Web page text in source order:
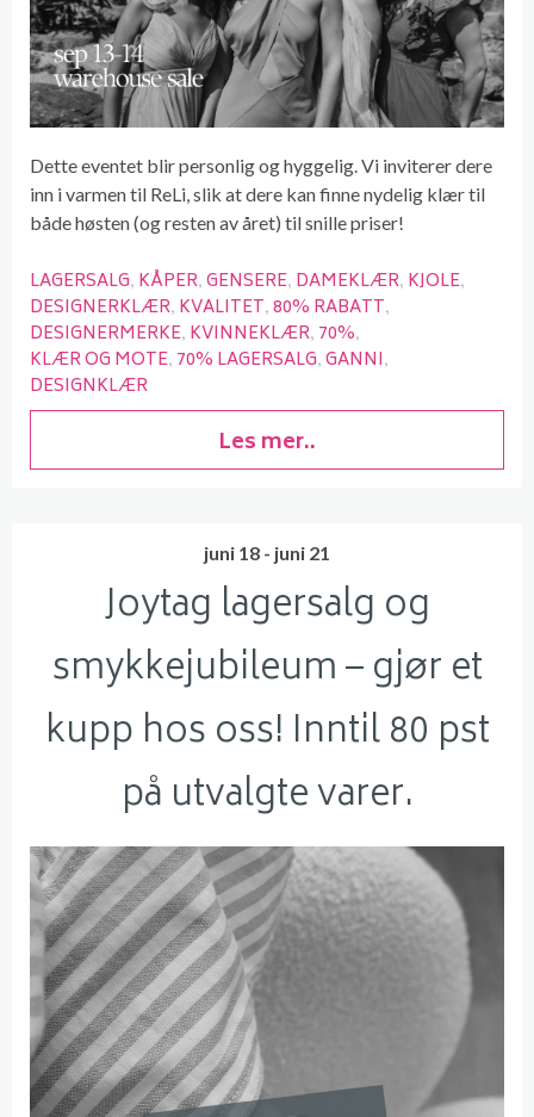
Dette eventet blir personlig og hyggelig. Vi inviterer dere
inn i varmen til ReLi, slik at dere kan finne nydelig klær til
både høsten (og resten av året) til snille priser!
LAGERSALG KÅPER GENSERE DAMEKLÆR KJOLE
DESIGNERKLÆR KVALITET 80% RABATT
DESIGNERMERKE KVINNEKLÆR 70%
KLÆR OG MOTE 70% LAGERSALG GANNI
DESIGNKLÆR
Les mer..
juni 18 - juni 21
Joytag lagersalg og
smykkejubileum – gjør et
kupp hos oss! Inntil 80 pst
på utvalgte varer.